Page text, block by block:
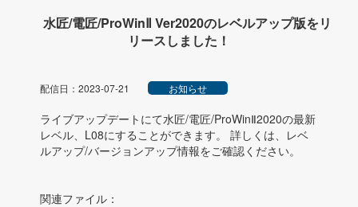
水匠/電匠/ProWinⅡ Ver2020のレベルアップ版をリ
リースしました！
配信日：2023-07-21 お知らせ
ライブアップデートにて水匠/電匠/ProWinⅡ2020の最新
レベル、L08にすることができます。 詳しくは、レベ
ルアップ/バージョンアップ情報をご確認ください。
関連ファイル：